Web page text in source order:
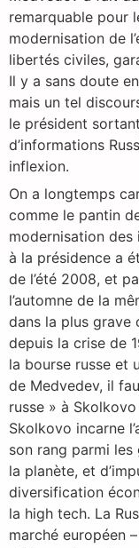
remarquable pour
modernisation de
libertés civiles,
Il y a sans doute
mais un tel
le président
d’informations
inflexion.
On a longtemps
comme le pantin
modernisation des
à la présidence a
de l’été 2008, et
l’automne de la
dans la plus grave
depuis la crise de
la bourse russe et
de Medvedev, il
russe » à
Skolkovo incarne
son rang parmi
la planète, et
diversification
la high tech. La
marché européen